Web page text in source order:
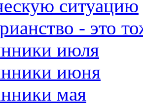
ситуацию
- это
июля
июня
мая